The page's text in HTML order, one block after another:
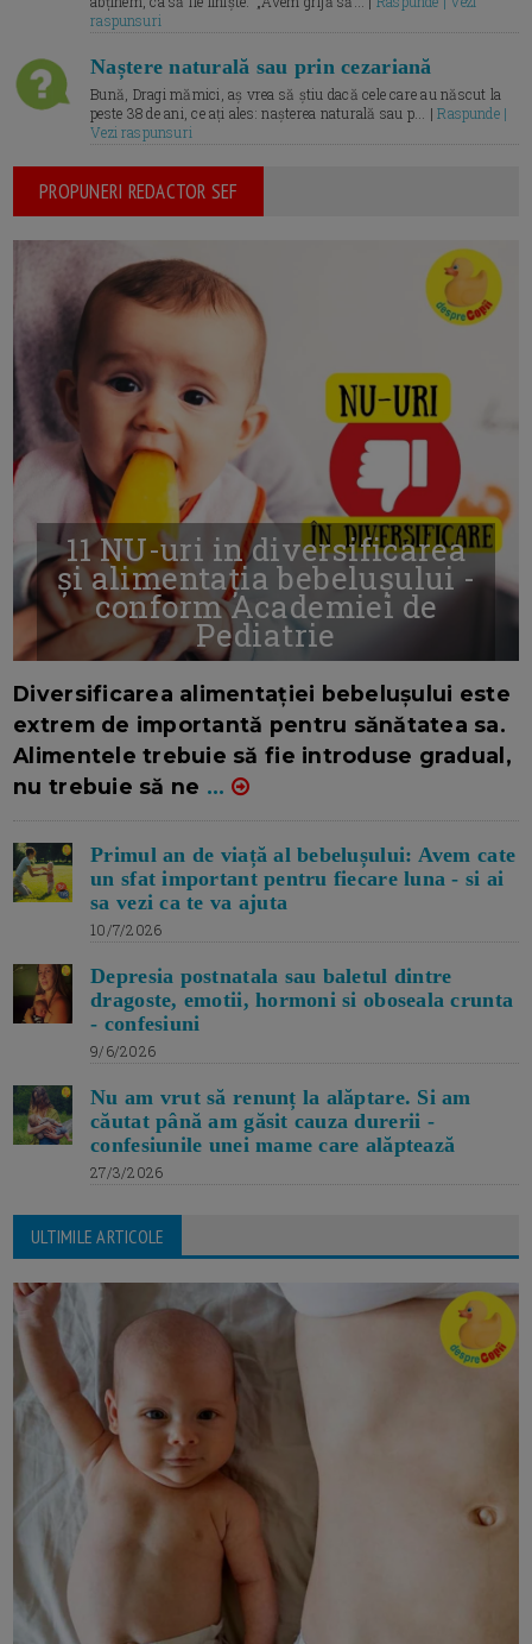
raspunsuri
Naștere naturală sau prin cezariană
Bună, Dragi mămici, aș vrea să știu dacă cele care au născut la
peste 38 de ani, ce ați ales: nașterea naturală sau p... |Raspunde |
Vezi raspunsuri
PROPUNERI REDACTOR SEF
11 NU-uri in diversificarea
și alimentația bebelușului -
conform Academiei de
Pediatrie
Diversificarea alimentației bebelușului este
extrem de importantă pentru sănătatea sa.
Alimentele trebuie să fie introduse gradual,
nu trebuie să ne ...
Primul an de viață al bebelușului: Avem cate
un sfat important pentru fiecare luna - si ai
sa vezi ca te va ajuta
10/7/2026
Depresia postnatala sau baletul dintre
dragoste, emotii, hormoni si oboseala crunta
- confesiuni
9/6/2026
Nu am vrut să renunț la alăptare. Si am
căutat până am găsit cauza durerii -
confesiunile unei mame care alăptează
27/3/2026
ULTIMILE ARTICOLE